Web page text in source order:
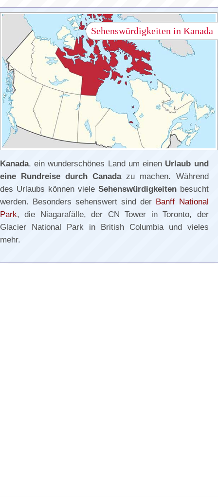
Kanada, ein wunderschönes Land um einen Urlaub und
eine Rundreise durch Canadazu machen. Während
des Urlaubs können viele Sehenswürdigkeitenbesucht
werden. Besonders sehenswert sind der Banff National
Park, die Niagarafälle, der CN Tower in Toronto, der
Glacier National Park in British Columbia und vieles
mehr.
Sehenswürdigkeiten in Kanada